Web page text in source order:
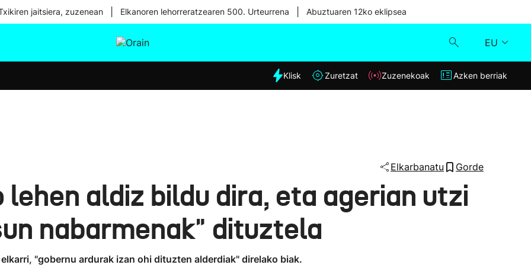
jaitsiera, zuzenean Elkanoren lehorreratzearen 500. Urteurrena Abuztuaren 12ko eklipsea
EU
Eguraldia
Klisk
Azken berriak
Klisk Zuretzat Zuzenekoak Azken berriak
Elkarbanatu Gorde
aldiz bildu dira, eta agerian utzi
nabarmenak" dituztela
"gobernu ardurak izan ohi dituzten alderdiak" direlako biak.